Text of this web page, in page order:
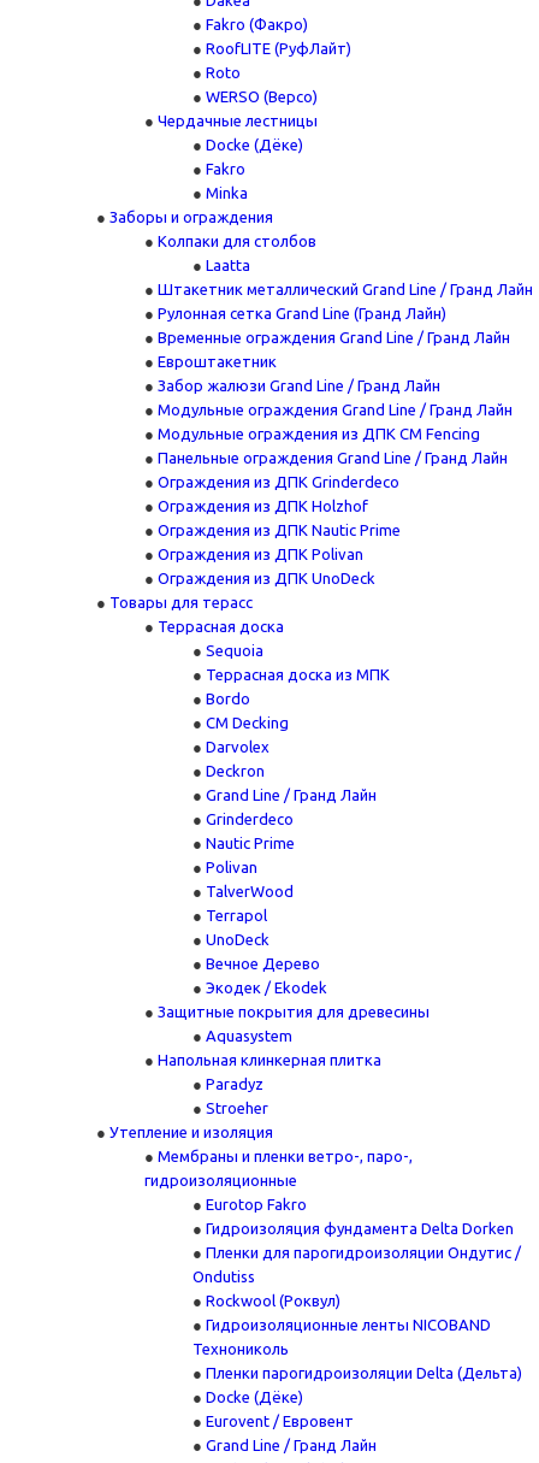
Fakro (Факро)
RoofLITE (РуфЛайт)
Roto
WERSO (Версо)
Чердачные лестницы
Docke (Дёке)
Fakro
Minka
Заборы и ограждения
Колпаки для столбов
Laatta
Штакетник металлический Grand Line / Гранд Лайн
Рулонная сетка Grand Line (Гранд Лайн)
Временные ограждения Grand Line / Гранд Лайн
Евроштакетник
Забор жалюзи Grand Line / Гранд Лайн
Модульные ограждения Grand Line / Гранд Лайн
Модульные ограждения из ДПК CM Fencing
Панельные ограждения Grand Line / Гранд Лайн
Ограждения из ДПК Grinderdeco
Ограждения из ДПК Holzhof
Ограждения из ДПК Nautic Prime
Ограждения из ДПК Polivan
Ограждения из ДПК UnoDeck
Товары для терасс
Террасная доска
Sequoia
Террасная доска из МПК
Bordo
CM Decking
Darvolex
Deckron
Grand Line / Гранд Лайн
Grinderdeco
Nautic Prime
Polivan
TalverWood
Terrapol
UnoDeck
Вечное Дерево
Экодек / Ekodek
Защитные покрытия для древесины
Aquasystem
Напольная клинкерная плитка
Paradyz
Stroeher
Утепление и изоляция
Мембраны и пленки ветро-, паро-,
гидроизоляционные
Eurotop Fakro
Гидроизоляция фундамента Delta Dorken
Пленки для парогидроизоляции Ондутис /
Ondutiss
Rockwool (Роквул)
Гидроизоляционные ленты NICOBAND
Технониколь
Пленки парогидроизоляции Delta (Дельта)
Docke (Дёке)
Eurovent / Евровент
Grand Line / Гранд Лайн